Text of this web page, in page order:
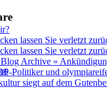
lassen Sie verletzt
lassen Sie verletzt
Archive »
Politiker und
siegt auf dem